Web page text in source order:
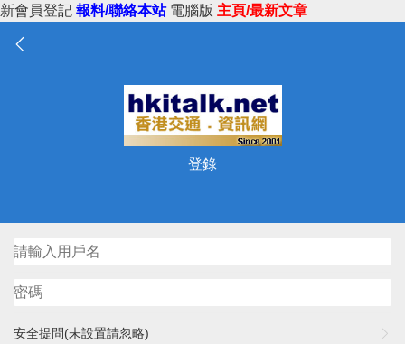
新會員登記 報料/聯絡本站 電腦版 主頁/最新文章
登錄
安全提問(未設置請忽略)